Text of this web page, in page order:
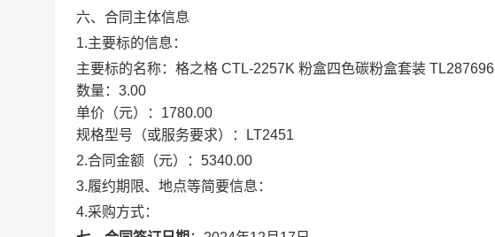
六、合同主体信息
1.主要标的信息：
主要标的名称： 格之格 CTL-2257K 粉盒四色碳粉盒套装 TL287696
数量： 3.00
单价（元）： 1780.00
规格型号（或服务要求）：
LT2451
2.合同金额（元）： 5340.00
3.履约期限、地点等简要信息：
4.采购方式：